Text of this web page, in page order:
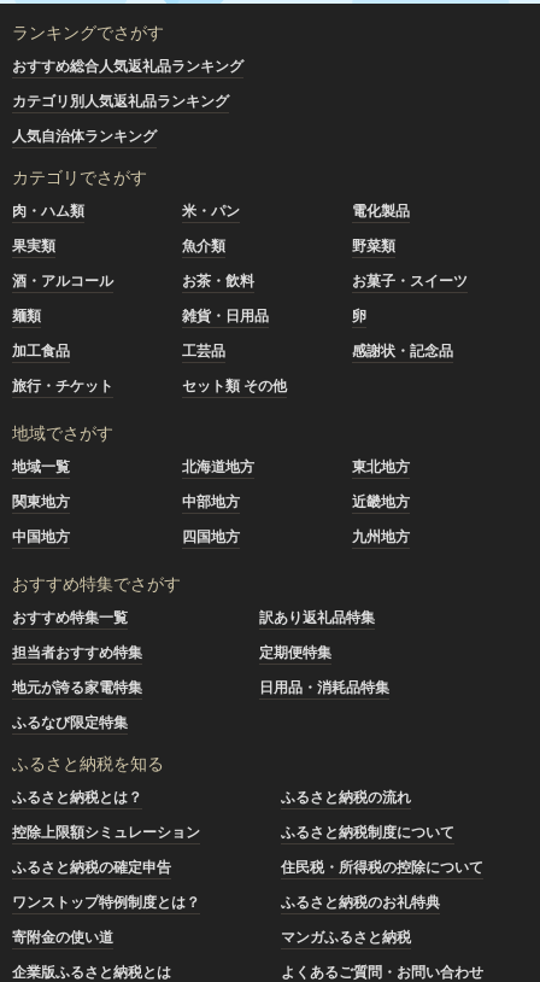
ランキングでさがす
おすすめ総合人気返礼品ランキング
カテゴリ別人気返礼品ランキング
人気自治体ランキング
カテゴリでさがす
肉・ハム類 米・パン
電化製品
果実類
魚介類
野菜類
酒・アルコール
お茶・飲料
お菓子・スイーツ
麺類
雑貨・日用品
卵
加工食品
工芸品
感謝状・記念品
旅行・チケット
セット類 その他
地域でさがす
地域一覧 北海道地方
東北地方
関東地方
中部地方
近畿地方
中国地方
四国地方 九州地方
おすすめ特集でさがす
おすすめ特集一覧
訳あり返礼品特集
担当者おすすめ特集
定期便特集
地元が誇る家電特集
日用品・消耗品特集
ふるなび限定特集
ふるさと納税を知る
ふるさと納税とは？
ふるさと納税の流れ
控除上限額シミュレーション
ふるさと納税制度について
ふるさと納税の確定申告
住民税・所得税の控除について
ワンストップ特例制度とは？
ふるさと納税のお礼特典
寄附金の使い道
マンガふるさと納税
企業版ふるさと納税とは
よくあるご質問・お問い合わせ